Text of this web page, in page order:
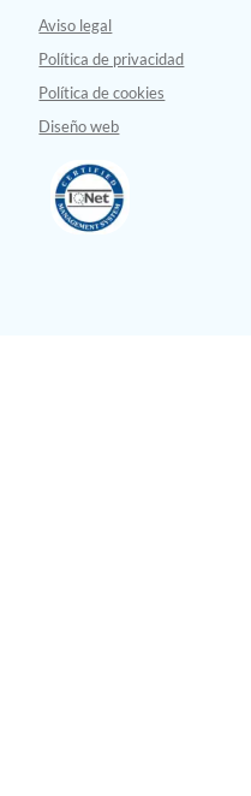
Aviso legal
Política de privacidad
Política de cookies
Diseño web